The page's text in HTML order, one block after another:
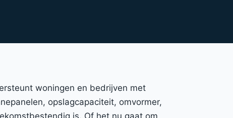
woningen en bedrijven met
opslagcapaciteit, omvormer,